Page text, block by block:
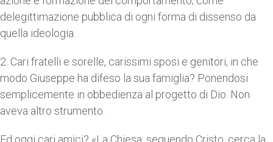
delegittimazione pubblica di ogni forma di dissenso da
quella ideologia.
2. Cari fratelli e sorelle, carissimi sposi e genitori, in che
modo Giuseppe ha difeso la sua famiglia? Ponendosi
semplicemente in obbedienza al progetto di Dio. Non
aveva altro strumento.
Ed oggi cari amici? «La Chiesa, seguendo Cristo, cerca la